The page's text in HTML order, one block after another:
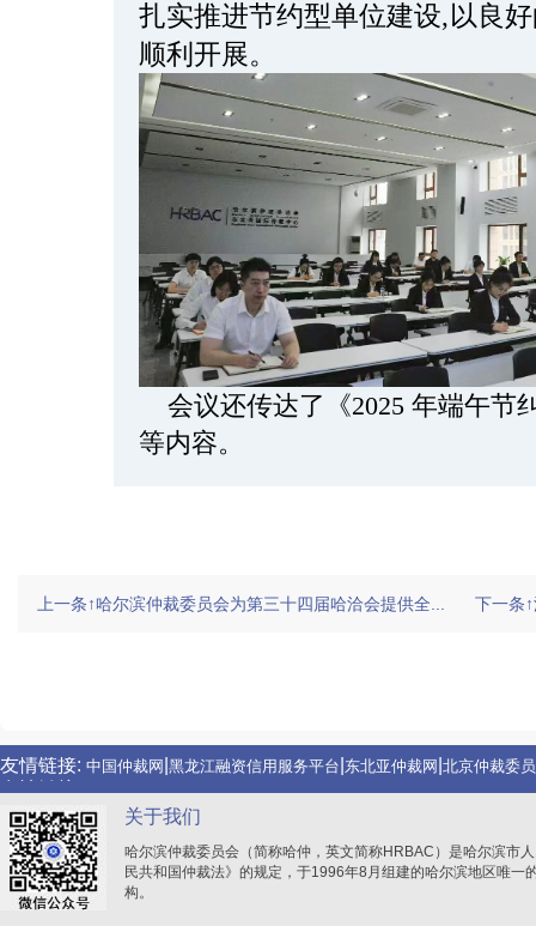
扎实推进节约型单位建设,以良
顺利开展。
会议还传达了《2025 年端午节
等内容。
上一条↑哈尔滨仲裁委员会为第三十四届哈洽会提供全... 下一条
友情链接:
中国仲裁网|黑龙江融资信用服务平台 | 东北亚仲裁网| 北京仲裁委
友情链接: 成都仲裁委员会 |沈阳仲裁委员会| 青岛仲裁委员会 |宁波仲裁委员会 |
中国仲裁网 |黑龙江融资信用服务平台
关于我们
哈尔滨仲裁委员会（简称哈仲，英文简称HRBAC）是哈尔滨市
民共和国仲裁法》的规定，于1996年8月组建的哈尔滨地区唯一
构。